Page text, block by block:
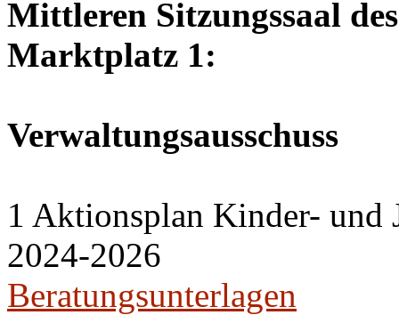
Mittleren Sitzungssaal
Marktplatz 1:
Verwaltungsausschuss
1 Aktionsplan Kinder- und
2024-2026
Beratungsunterlagen